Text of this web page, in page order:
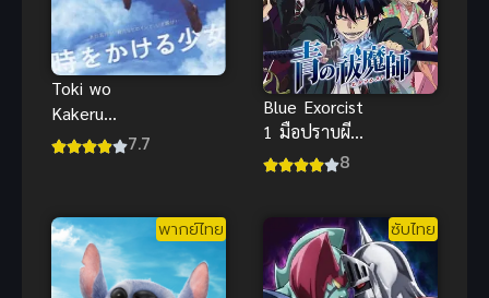
Toki wo
Kakeru
Shoujo กระ
พากย์ไทย
7.7
Blue Exorcist
1 มือปราบผี
พันธุ์ซาตาน
8
พากย์ไทย ซับไทย